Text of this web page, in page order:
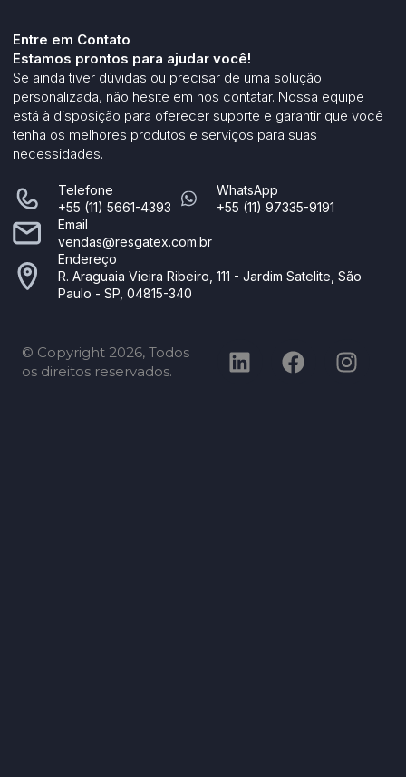
Entre em Contato
Estamos prontos para ajudar você!
Se ainda tiver dúvidas ou precisar de uma solução
personalizada, não hesite em nos contatar. Nossa equipe
está à disposição para oferecer suporte e garantir que você
tenha os melhores produtos e serviços para suas
necessidades.
Telefone
+55 (11) 5661-4393
WhatsApp
+55 (11) 97335-9191
Email
vendas@resgatex.com.br
Endereço
R. Araguaia Vieira Ribeiro, 111 - Jardim Satelite, São
Paulo - SP, 04815-340
© Copyright 2026, Todos
os direitos reservados.